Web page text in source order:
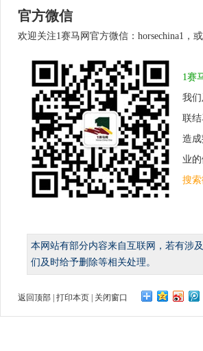
官方微信
欢迎关注1赛马网官方微信：horsechina1，
1赛
我
联
造
业
搜索
本网站有部分内容来自互联网，若有涉
们及时给予删除等相关处理。
返回顶部 打印本页 关闭窗口